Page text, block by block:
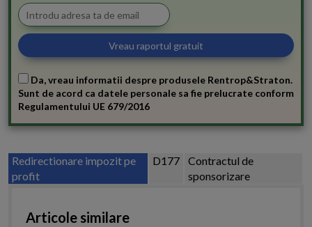
Da, vreau informatii despre produsele Rentrop&Straton.
Sunt de acord ca datele personale sa fie prelucrate conform
Regulamentului UE 679/2016
Redirectionare impozit pe
profit
D177
Contractul de
sponsorizare
Articole similare